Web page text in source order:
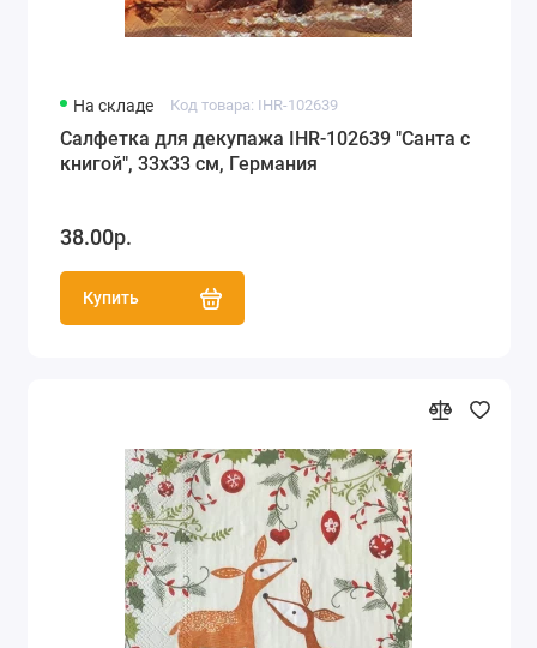
На складе Код товара: IHR-102639
Салфетка для декупажа IHR-102639 "Санта с
книгой", 33х33 см, Германия
38.00р.
Купить